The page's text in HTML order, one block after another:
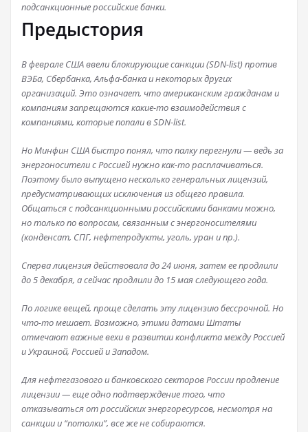
подсанкционные российские банки.
Предыстория
В феврале США ввели блокирующие санкции (SDN-list) против
ВЭБа, Сбербанка, Альфа-банка и некоторых других
организаций. Это означает, что американским гражданам и
компаниям запрещаются какие-то взаимодействия с
компаниями, которые попали в SDN-list.
Но Минфин США быстро понял, что палку перегнули — ведь за
энергоносители с Россией нужно как-то расплачиваться.
Поэтому было выпущено несколько генеральных лицензий,
предусматривающих исключения из общего правила.
Общаться с подсанкционными российскими банками можно,
но только по вопросам, связанным с энергоносителями
(конденсат, СПГ, нефтепродукты, уголь, уран и пр.).
Сперва лицензия действовала до 24 июня, затем ее продлили
до 5 декабря, а сейчас продлили до 15 мая следующего года.
По логике вещей, проще сделать эту лицензию бессрочной. Но
что-то мешает. Возможно, этими датами Штаты
отмечают важные вехи в развитии конфликта между Россией
и Украиной, Россией и Западом.
Для нефтегазового и банковского секторов России продление
лицензии — еще одно подтверждение того, что
отказываться от российских энергоресурсов, несмотря на
санкции и “потолки”, все же не собираются.